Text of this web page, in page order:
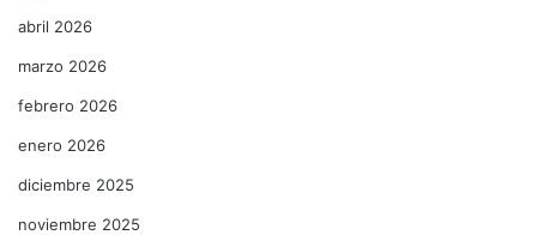
abril 2026
marzo 2026
febrero 2026
enero 2026
diciembre 2025
noviembre 2025